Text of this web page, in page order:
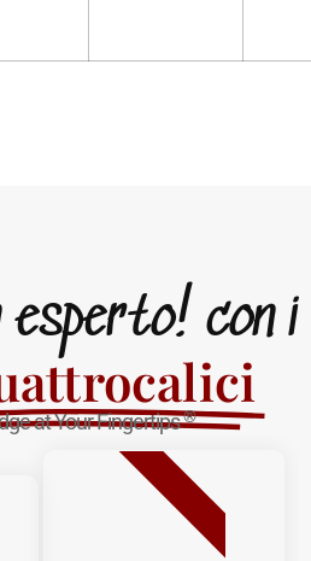
esperto! con i
at Your Fingertips®
BESTSELLER